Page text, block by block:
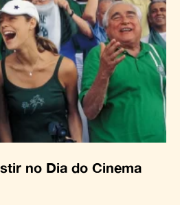
no Dia do Cinema